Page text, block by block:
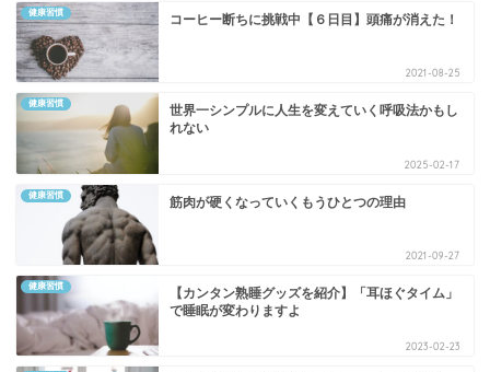
健康習慣 コーヒー断ちに挑戦中【６日目】頭痛が消えた！
2021-08-25
健康習慣
世界一シンプルに人生を変えていく呼吸法かもし
れない
2025-02-17
健康習慣 筋肉が硬くなっていくもうひとつの理由
2021-09-27
健康習慣
【カンタン熟睡グッズを紹介】「耳ほぐタイム」
で睡眠が変わりますよ
2023-02-23